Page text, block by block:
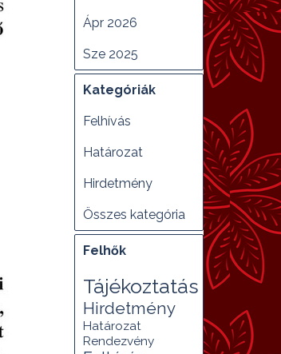
Ápr 2026
Sze 2025
Kihagy blokk Kategóriák
Kategóriák
Felhívás
Határozat
Hirdetmény
Összes kategória
Kihagy blokk Felhők
Felhők
Tájékoztatás
Hirdetmény
Határozat
Rendezvény